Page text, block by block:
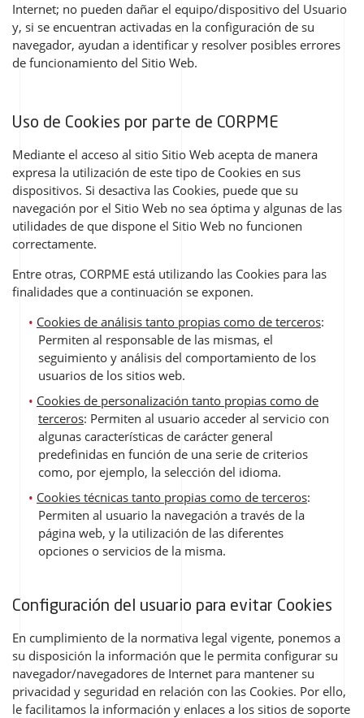
Internet; no pueden dañar el equipo/dispositivo del Usuario
y, si se encuentran activadas en la configuración de su
navegador, ayudan a identificar y resolver posibles errores
de funcionamiento del Sitio Web.
Uso de Cookies por parte de CORPME
Mediante el acceso al sitio Sitio Web acepta de manera
expresa la utilización de este tipo de Cookies en sus
dispositivos. Si desactiva las Cookies, puede que su
navegación por el Sitio Web no sea óptima y algunas de las
utilidades de que dispone el Sitio Web no funcionen
correctamente.
Entre otras, CORPME está utilizando las Cookies para las
finalidades que a continuación se exponen.
Cookies de análisis tanto propias como de terceros:
Permiten al responsable de las mismas, el
seguimiento y análisis del comportamiento de los
usuarios de los sitios web.
Cookies de personalización tanto propias como de
terceros: Permiten al usuario acceder al servicio con
algunas características de carácter general
predefinidas en función de una serie de criterios
como, por ejemplo, la selección del idioma.
Cookies técnicas tanto propias como de terceros:
Permiten al usuario la navegación a través de la
página web, y la utilización de las diferentes
opciones o servicios de la misma.
Configuración del usuario para evitar Cookies
En cumplimiento de la normativa legal vigente, ponemos a
su disposición la información que le permita configurar su
navegador/navegadores de Internet para mantener su
privacidad y seguridad en relación con las Cookies. Por ello,
le facilitamos la información y enlaces a los sitios de soporte